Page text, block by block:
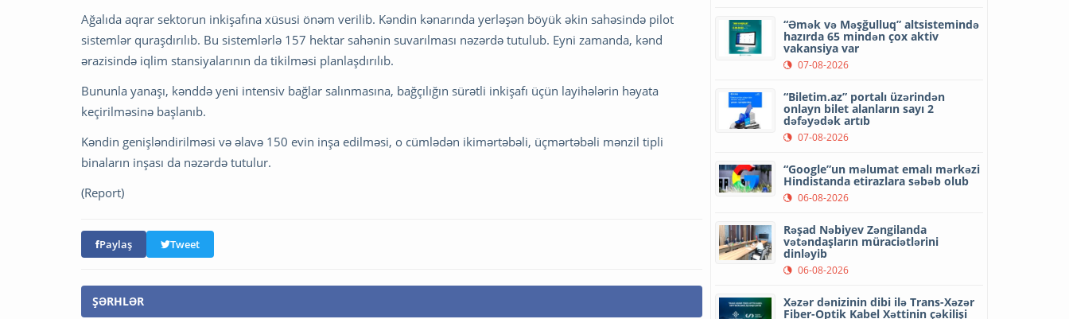
Ağalıda aqrar sektorun inkişafına xüsusi önəm verilib. Kəndin kənarında yerləşən böyük əkin sahəsində pilot
sistemlər quraşdırılıb. Bu sistemlərlə 157 hektar sahənin suvarılması nəzərdə tutulub. Eyni zamanda, kənd
ərazisində iqlim stansiyalarının da tikilməsi planlaşdırılıb.
Bununla yanaşı, kənddə yeni intensiv bağlar salınmasına, bağçılığın sürətli inkişafı üçün layihələrin həyata
keçirilməsinə başlanıb.
Kəndin genişləndirilməsi və əlavə 150 evin inşa edilməsi, o cümlədən ikimərtəbəli, üçmərtəbəli mənzil tipli
binaların inşası da nəzərdə tutulur.
(Report)
Paylaş Tweet
ŞƏRHLƏR
“Əmək və Məşğulluq” altsistemində
hazırda 65 mindən çox aktiv
vakansiya var
07-08-2026
“Biletim.az” portalı üzərindən
onlayn bilet alanların sayı 2
dəfəyədək artıb
07-08-2026
“Google”un məlumat emalı mərkəzi
Hindistanda etirazlara səbəb olub
06-08-2026
Rəşad Nəbiyev Zəngilanda
vətəndaşların müraciətlərini
dinləyib
06-08-2026
Xəzər dənizinin dibi ilə Trans-Xəzər
Fiber-Optik Kabel Xəttinin çəkilişi